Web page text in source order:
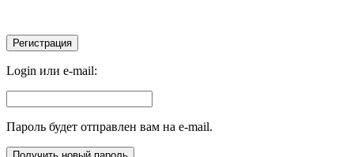
Login или e-mail:
Пароль будет отправлен вам на e-mail.